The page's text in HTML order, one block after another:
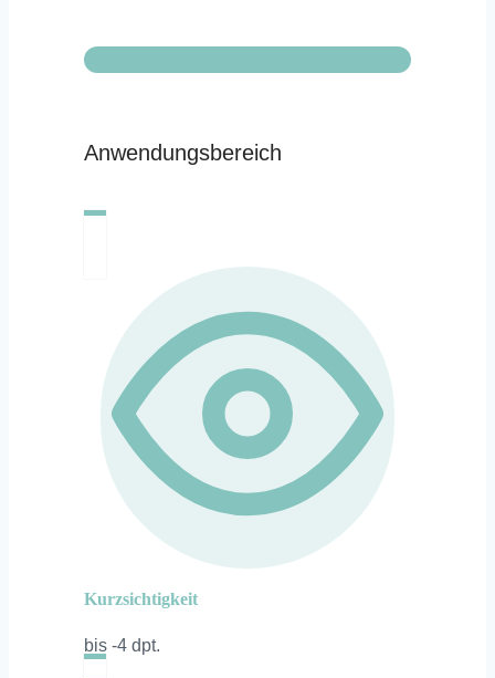
Anwendungsbereich
Kurzsichtigkeit
bis -4 dpt.